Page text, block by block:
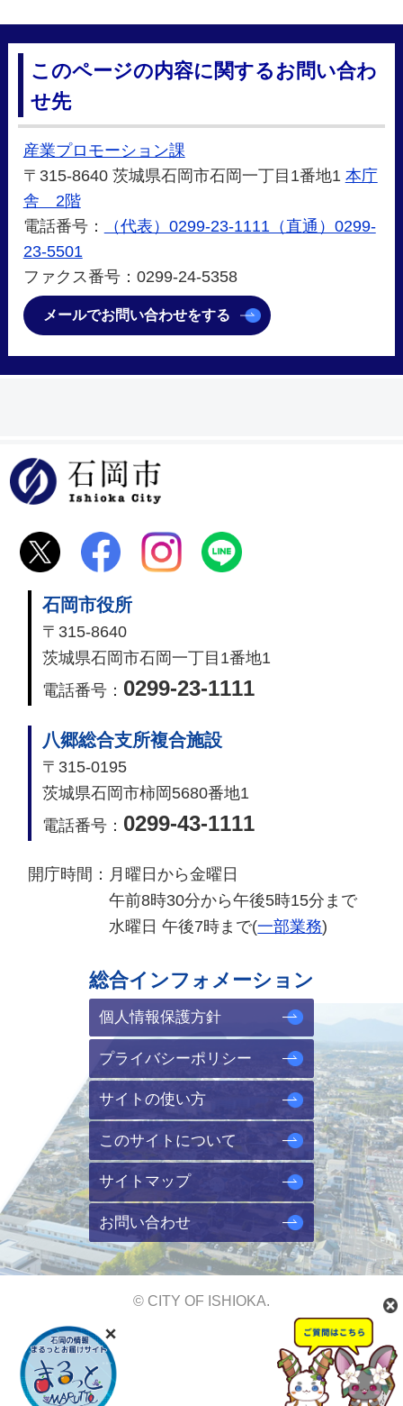
このページの内容に関するお問い合わ
せ先
産業プロモーション課
〒315-8640 茨城県石岡市石岡一丁目1番地1 本庁
舎 2階
電話番号：
（代表）0299-23-1111（直通）0299-
23-5501
ファクス番号：0299-24-5358
メールでお問い合わせをする
石岡市役所
〒315-8640
茨城県石岡市石岡一丁目1番地1
電話番号： 0299-23-1111
八郷総合支所複合施設
〒315-0195
茨城県石岡市柿岡5680番地1
電話番号： 0299-43-1111
開庁時間： 月曜日から金曜日
午前8時30分から午後5時15分まで
水曜日 午後7時まで(一部業務)
総合インフォメーション
個人情報保護方針
プライバシーポリシー
サイトの使い方
このサイトについて
サイトマップ
お問い合わせ
© CITY OF ISHIOKA.